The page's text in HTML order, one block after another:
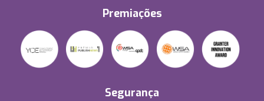
Premiações
Segurança